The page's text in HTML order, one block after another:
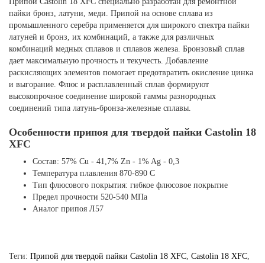
пайки бронз, латуни, меди. Припой на основе сплава из
промышленного серебра применяется для широкого спектра пайки
латуней и бронз, их комбинаций, а также для различных
комбинаций медных сплавов и сплавов железа. Бронзовый сплав
дает максимальную прочность и текучесть. Добавление
раскисляющих элементов помогает предотвратить окисление цинка
и выгорание. Флюс и расплавленный сплав формируют
высокопрочное соединение широкой гаммы разнородных
соединений типа латунь-бронза-железные сплавы.
Особенности припоя для твердой пайки Castolin 18
XFC
Состав: 57% Cu - 41,7% Zn - 1% Ag - 0,3
Температура плавления 870-890 С
Тип флюсового покрытия: гибкое флюсовое покрытие
Предел прочности 520-540 МПа
Аналог припоя Л57
Теги: Припой для твердой пайки Castolin 18 XFC, Castolin 18 XFC,